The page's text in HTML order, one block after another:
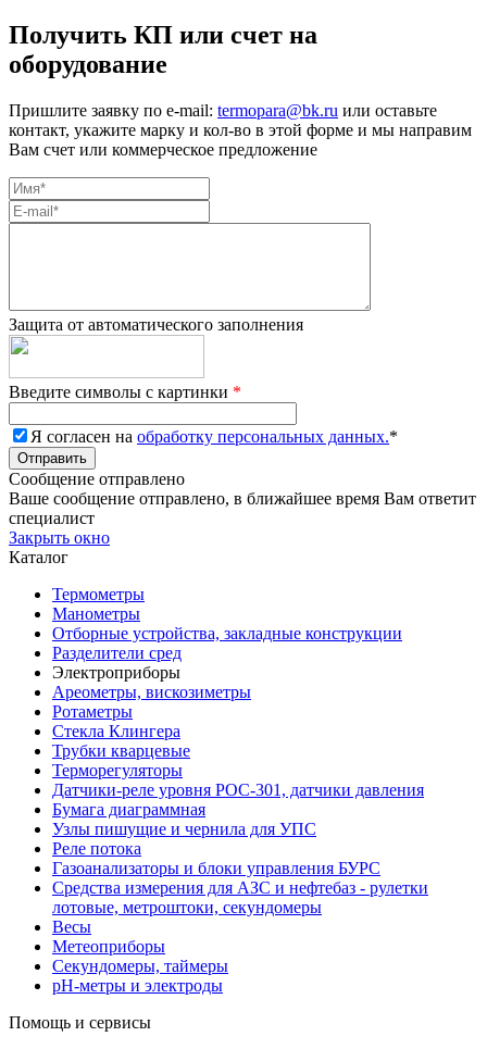
Получить КП или счет на
оборудование
Пришлите заявку по e-mail: termopara@bk.ru или оставьте
контакт, укажите марку и кол-во в этой форме и мы направим
Вам счет или коммерческое предложение
Защита от автоматического заполнения
Введите символы с картинки *
Я согласен на обработку персональных данных.*
Сообщение отправлено
Ваше сообщение отправлено, в ближайшее время Вам ответит
специалист
Закрыть окно
Каталог
Термометры
Манометры
Отборные устройства, закладные конструкции
Разделители сред
Электроприборы
Ареометры, вискозиметры
Ротаметры
Стекла Клингера
Трубки кварцевые
Терморегуляторы
Датчики-реле уровня РОС-301, датчики давления
Бумага диаграммная
Узлы пишущие и чернила для УПС
Реле потока
Газоанализаторы и блоки управления БУРС
Средства измерения для АЗС и нефтебаз - рулетки
лотовые, метроштоки, секундомеры
Весы
Метеоприборы
Секундомеры, таймеры
pH-метры и электроды
Помощь и сервисы